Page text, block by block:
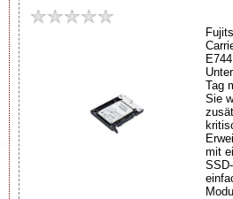
Tag
Sie
mit